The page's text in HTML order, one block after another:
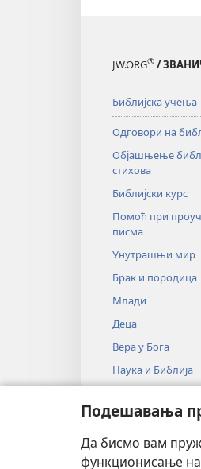
Подешавања
Да бисмо вам
функционисање
JW.ORG® /
Библијска учења
Одговори на
Објашњење
стихова
Библијски курс
Помоћ при
писма
Унутрашњи мир
Брак и породица
Млади
Деца
Вера у Бога
Наука и Библија